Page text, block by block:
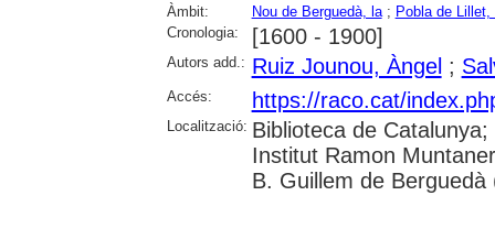
Àmbit: Nou de Berguedà, la; Pobla de Lillet,
Cronologia:
[1600 - 1900]
Autors add.: Ruiz Jounou, Àngel ;
Accés: https://raco.cat/
Localització: Biblioteca de
Institut Ramon
B. Guillem de Berguedà